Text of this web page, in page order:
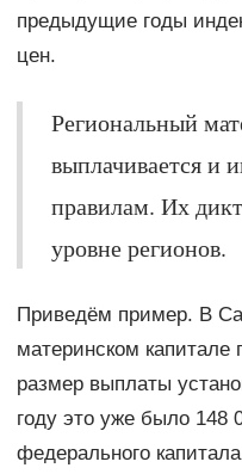
предыдущие годы
цен.
Региональный
выплачивается и
правилам. Их
уровне регионов.
Приведём пример. В
материнском капитале
размер выплаты
году это уже было 148
федерального